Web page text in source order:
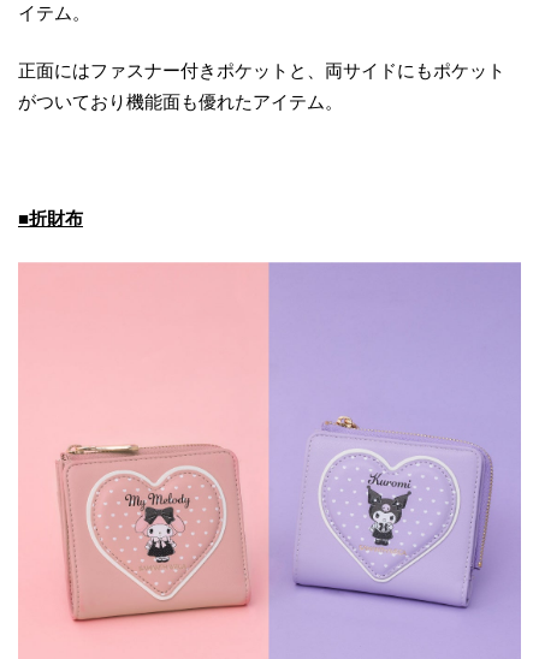
イテム。
正面にはファスナー付きポケットと、両サイドにもポケット
がついており機能面も優れたアイテム。
■折財布